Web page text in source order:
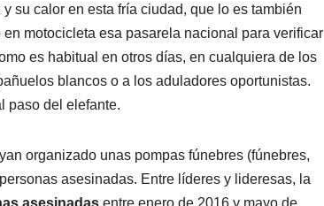
su calor en esta fría ciudad, que lo es también
motocicleta esa pasarela nacional para verificar
es habitual en otros días, en cualquiera de los
blancos o a los aduladores oportunistas.
paso del elefante.
organizado unas pompas fúnebres (fúnebres,
asesinadas. Entre líderes y lideresas, la
asesinadas entre enero de 2016 y mayo de